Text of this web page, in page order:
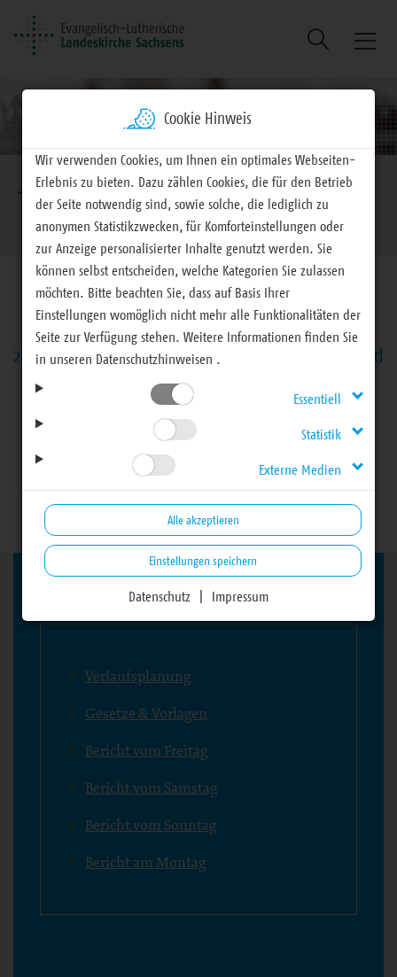
Suche
Brotkrumennavigation
EVLKS - engagiert Landeskirche
Landessynode
Sonntag, 16. November 2025
28. Landessynode – Berichterstattung, Vorlagen und
Beschlüsse
28. Landessynode -
Herbsttagung 2025
Verlaufsplanung
Gesetze & Vorlagen
Bericht vom Freitag
Bericht vom Samstag
Bericht vom Sonntag
Bericht am Montag
Cookie Hinweis
Wir verwenden Cookies, um Ihnen ein optimales Webseiten-
Erlebnis zu bieten. Dazu zählen Cookies, die für den Betrieb
der Seite notwendig sind, sowie solche, die lediglich zu
anonymen Statistikzwecken, für Komforteinstellungen oder
zur Anzeige personalisierter Inhalte genutzt werden. Sie
können selbst entscheiden, welche Kategorien Sie zulassen
möchten. Bitte beachten Sie, dass auf Basis Ihrer
Einstellungen womöglich nicht mehr alle Funktionalitäten der
Seite zur Verfügung stehen. Weitere Informationen finden Sie
in unseren Datenschutzhinweisen .
Essentiell
Statistik
Externe Medien
Alle akzeptieren
Einstellungen speichern
Datenschutz Impressum